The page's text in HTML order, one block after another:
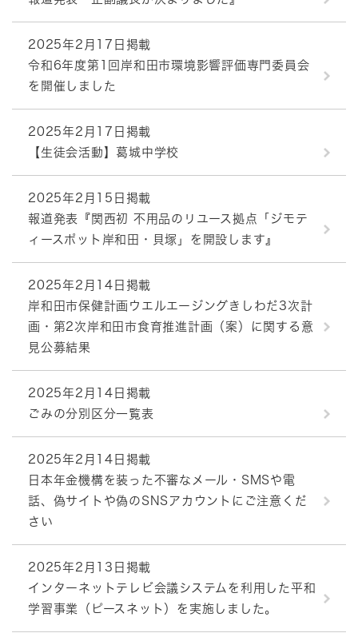
2025年2月17日掲載
令和6年度第1回岸和田市環境影響評価専門委員会
を開催しました
2025年2月17日掲載
【生徒会活動】葛城中学校
2025年2月15日掲載
報道発表『関西初 不用品のリユース拠点「ジモテ
ィースポット岸和田・貝塚」を開設します』
2025年2月14日掲載
岸和田市保健計画ウエルエージングきしわだ3次計
画・第2次岸和田市食育推進計画（案）に関する意
見公募結果
2025年2月14日掲載
ごみの分別区分一覧表
2025年2月14日掲載
日本年金機構を装った不審なメール・SMSや電
話、偽サイトや偽のSNSアカウントにご注意くだ
さい
2025年2月13日掲載
インターネットテレビ会議システムを利用した平和
学習事業（ピースネット）を実施しました。